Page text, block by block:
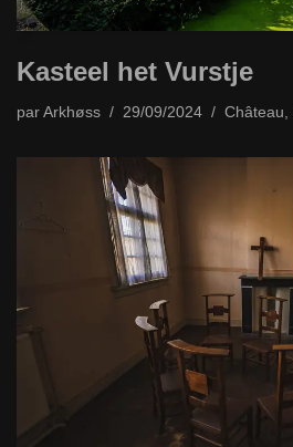
Kasteel het Vurstje
par Arkhøss 29/09/2024 Château